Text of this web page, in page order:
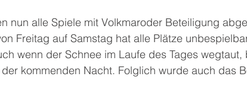
nun alle Spiele mit Volkmaroder Beteiligung
Freitag auf Samstag hat alle Plätze
wenn der Schnee im Laufe des Tages wegtaut,
kommenden Nacht. Folglich wurde auch das